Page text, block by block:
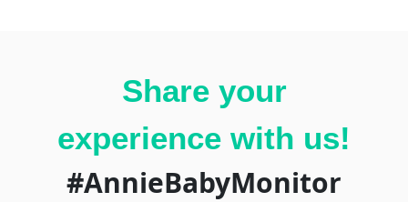
Share your
experience with us!
#AnnieBabyMonitor